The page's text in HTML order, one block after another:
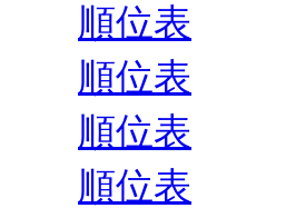
順位表
順位表
順位表
順位表